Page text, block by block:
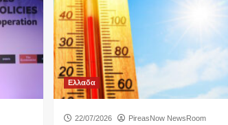
Ελλαδα
22/07/2026 PireasNow NewsRoom